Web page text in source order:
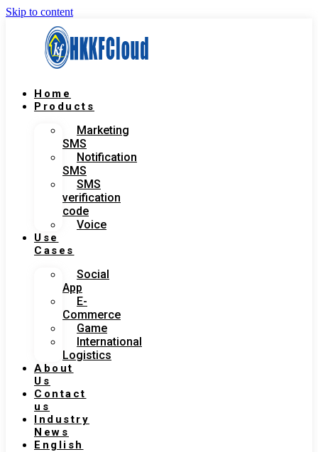
Skip to content
Home
Products
Marketing
SMS
Notification
SMS
SMS
verification
code
Voice
Use
Cases
Social
App
E-
Commerce
Game
International
Logistics
About
Us
Contact
us
Industry
News
English